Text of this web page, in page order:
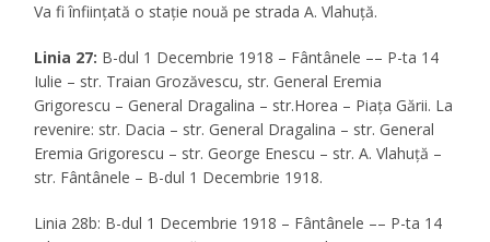
Va fi înființată o stație nouă pe strada A. Vlahuță.
Linia 27: B-dul 1 Decembrie 1918 – Fântânele –– P-ta 14
Iulie – str. Traian Grozăvescu, str. General Eremia
Grigorescu – General Dragalina – str.Horea – Piața Gării. La
revenire: str. Dacia – str. General Dragalina – str. General
Eremia Grigorescu – str. George Enescu – str. A. Vlahuță –
str. Fântânele – B-dul 1 Decembrie 1918.
Linia 28b: B-dul 1 Decembrie 1918 – Fântânele –– P-ta 14